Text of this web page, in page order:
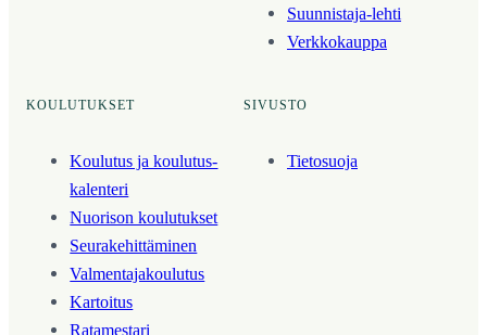
Suunnistaja-lehti
Verkkokauppa
KOULUTUKSET
Koulutus ja koulutus­
kalenteri
Nuorison koulutukset
Seura­kehittäminen
Valmentaja­koulutus
Kartoitus
Ratamestari
SIVUSTO
Tietosuoja